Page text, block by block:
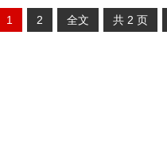
1 2 全文 共 2 页